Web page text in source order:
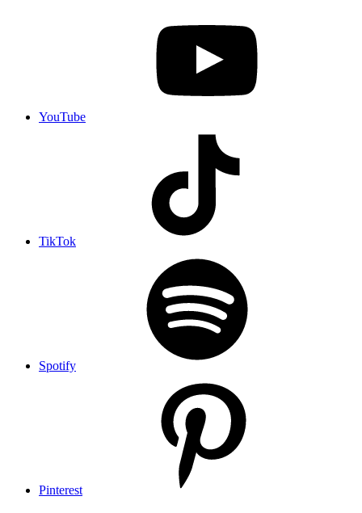
YouTube
TikTok
Spotify
Pinterest